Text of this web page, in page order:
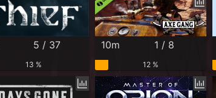
5 / 37
13 %
10m 1 / 8
12 %